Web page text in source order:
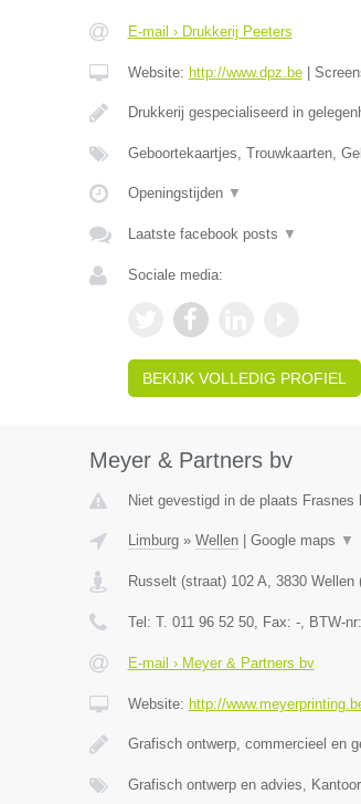
E-mail › Drukkerij Peeters
Website: http://www.dpz.be|
Drukkerij gespecialiseerd in
Geboortekaartjes, Trouwkaarten,
Openingstijden ▼
Laatste facebook posts ▼
Sociale media:
BEKIJK VOLLEDIG PROFIEL
Meyer & Partners bv
Niet gevestigd in de plaats
Limburg» Wellen| Google maps ▼
Russelt (straat) 102 A, 3830 Wellen
Tel: T. 011 96 52 50, Fax: -, BTW-nr:
E-mail › Meyer & Partners bv
Website: http://
Grafisch ontwerp, commercieel en
Grafisch ontwerp en advies,